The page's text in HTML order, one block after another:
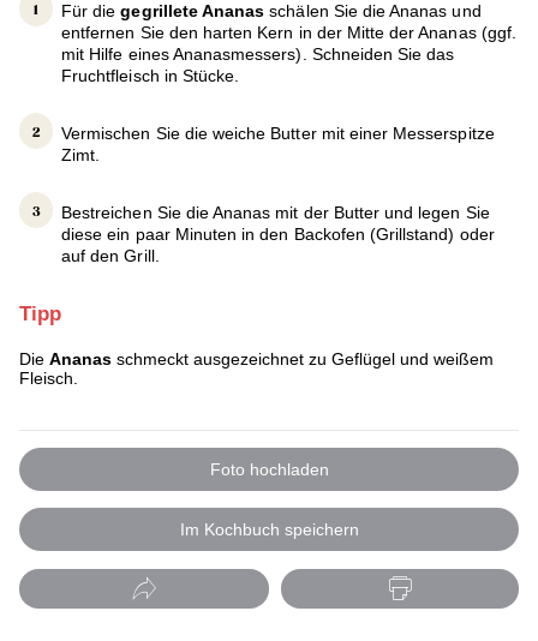
Für die gegrillete Ananasschälen Sie die Ananas und
entfernen Sie den harten Kern in der Mitte der Ananas (ggf.
mit Hilfe eines Ananasmessers). Schneiden Sie das
Fruchtfleisch in Stücke.
Vermischen Sie die weiche Butter mit einer Messerspitze
Zimt.
Bestreichen Sie die Ananas mit der Butter und legen Sie
diese ein paar Minuten in den Backofen (Grillstand) oder
auf den Grill.
Tipp
Die Ananas schmeckt ausgezeichnet zu Geflügel und weißem
Fleisch.
Foto hochladen
Im Kochbuch speichern